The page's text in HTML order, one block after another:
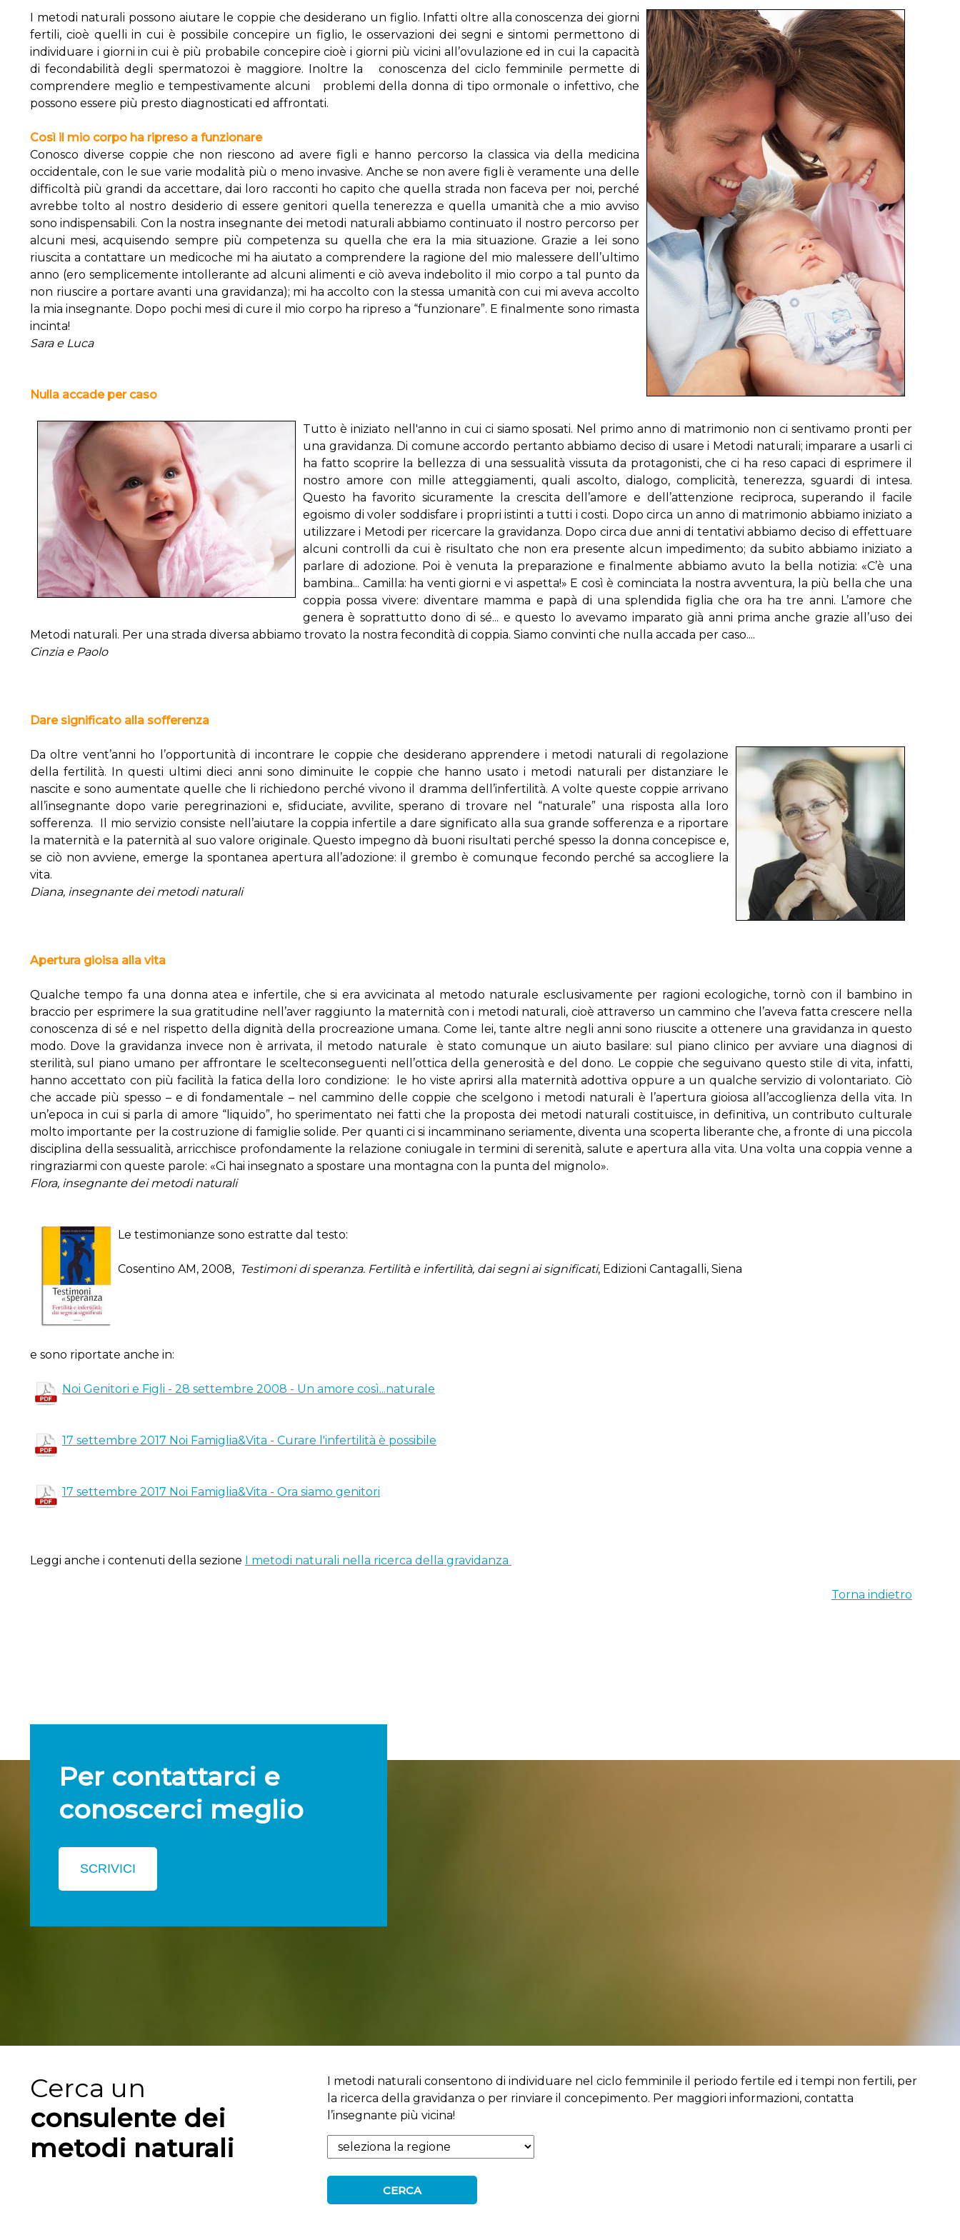
I metodi naturali possono aiutare le coppie che desiderano un figlio. Infatti oltre alla conoscenza dei giorni
fertili, cioè quelli in cui è possibile concepire un figlio, le osservazioni dei segni e sintomi permettono di
individuare i giorni in cui è più probabile concepire cioè i giorni più vicini all’ovulazione ed in cui la capacità
di fecondabilità degli spermatozoi è maggiore. Inoltre la conoscenza del ciclo femminile permette di
comprendere meglio e tempestivamente alcuni problemi della donna di tipo ormonale o infettivo, che
possono essere più presto diagnosticati ed affrontati.
Così il mio corpo ha ripreso a funzionare
Conosco diverse coppie che non riescono ad avere figli e hanno percorso la classica via della medicina
occidentale, con le sue varie modalità più o meno invasive. Anche se non avere figli è veramente una delle
difficoltà più grandi da accettare, dai loro racconti ho capito che quella strada non faceva per noi, perché
avrebbe tolto al nostro desiderio di essere genitori quella tenerezza e quella umanità che a mio avviso
sono indispensabili. Con la nostra insegnante dei metodi naturali abbiamo continuato il nostro percorso per
alcuni mesi, acquisendo sempre più competenza su quella che era la mia situazione. Grazie a lei sono
riuscita a contattare un medicoche mi ha aiutato a comprendere la ragione del mio malessere dell’ultimo
anno (ero semplicemente intollerante ad alcuni alimenti e ciò aveva indebolito il mio corpo a tal punto da
non riuscire a portare avanti una gravidanza); mi ha accolto con la stessa umanità con cui mi aveva accolto
la mia insegnante. Dopo pochi mesi di cure il mio corpo ha ripreso a “funzionare”. E finalmente sono rimasta
incinta!
Sara e Luca
Nulla accade per caso
Tutto è iniziato nell'anno in cui ci siamo sposati. Nel primo anno di matrimonio non ci sentivamo pronti per
una gravidanza. Di comune accordo pertanto abbiamo deciso di usare i Metodi naturali; imparare a usarli ci
ha fatto scoprire la bellezza di una sessualità vissuta da protagonisti, che ci ha reso capaci di esprimere il
nostro amore con mille atteggiamenti, quali ascolto, dialogo, complicità, tenerezza, sguardi di intesa.
Questo ha favorito sicuramente la crescita dell’amore e dell’attenzione reciproca, superando il facile
egoismo di voler soddisfare i propri istinti a tutti i costi. Dopo circa un anno di matrimonio abbiamo iniziato a
utilizzare i Metodi per ricercare la gravidanza. Dopo circa due anni di tentativi abbiamo deciso di effettuare
alcuni controlli da cui è risultato che non era presente alcun impedimento; da subito abbiamo iniziato a
parlare di adozione. Poi è venuta la preparazione e finalmente abbiamo avuto la bella notizia: «C’è una
bambina... Camilla: ha venti giorni e vi aspetta!» E così è cominciata la nostra avventura, la più bella che una
coppia possa vivere: diventare mamma e papà di una splendida figlia che ora ha tre anni. L’amore che
genera è soprattutto dono di sé... e questo lo avevamo imparato già anni prima anche grazie all’uso dei
Metodi naturali. Per una strada diversa abbiamo trovato la nostra fecondità di coppia. Siamo convinti che nulla accada per caso....
Cinzia e Paolo
Dare significato alla sofferenza
Da oltre vent’anni ho l’opportunità di incontrare le coppie che desiderano apprendere i metodi naturali di regolazione
della fertilità. In questi ultimi dieci anni sono diminuite le coppie che hanno usato i metodi naturali per distanziare le
nascite e sono aumentate quelle che li richiedono perché vivono il dramma dell’infertilità. A volte queste coppie arrivano
all’insegnante dopo varie peregrinazioni e, sfiduciate, avvilite, sperano di trovare nel “naturale” una risposta alla loro
sofferenza. Il mio servizio consiste nell’aiutare la coppia infertile a dare significato alla sua grande sofferenza e a riportare
la maternità e la paternità al suo valore originale. Questo impegno dà buoni risultati perché spesso la donna concepisce e,
se ciò non avviene, emerge la spontanea apertura all’adozione: il grembo è comunque fecondo perché sa accogliere la
vita.
Diana, insegnante dei metodi naturali
Apertura gioisa alla vita
Qualche tempo fa una donna atea e infertile, che si era avvicinata al metodo naturale esclusivamente per ragioni ecologiche, tornò con il bambino in
braccio per esprimere la sua gratitudine nell’aver raggiunto la maternità con i metodi naturali, cioè attraverso un cammino che l’aveva fatta crescere nella
conoscenza di sé e nel rispetto della dignità della procreazione umana. Come lei, tante altre negli anni sono riuscite a ottenere una gravidanza in questo
modo. Dove la gravidanza invece non è arrivata, il metodo naturale è stato comunque un aiuto basilare: sul piano clinico per avviare una diagnosi di
sterilità, sul piano umano per affrontare le scelteconseguenti nell’ottica della generosità e del dono. Le coppie che seguivano questo stile di vita, infatti,
hanno accettato con più facilità la fatica della loro condizione: le ho viste aprirsi alla maternità adottiva oppure a un qualche servizio di volontariato. Ciò
che accade più spesso – e di fondamentale – nel cammino delle coppie che scelgono i metodi naturali è l’apertura gioiosa all’accoglienza della vita. In
un’epoca in cui si parla di amore “liquido”, ho sperimentato nei fatti che la proposta dei metodi naturali costituisce, in definitiva, un contributo culturale
molto importante per la costruzione di famiglie solide. Per quanti ci si incamminano seriamente, diventa una scoperta liberante che, a fronte di una piccola
disciplina della sessualità, arricchisce profondamente la relazione coniugale in termini di serenità, salute e apertura alla vita. Una volta una coppia venne a
ringraziarmi con queste parole: «Ci hai insegnato a spostare una montagna con la punta del mignolo».
Flora, insegnante dei metodi naturali
Le testimonianze sono estratte dal testo:
Cosentino AM, 2008, Testimoni di speranza. Fertilità e infertilità, dai segni ai significati, Edizioni Cantagalli, Siena
e sono riportate anche in:
Noi Genitori e Figli - 28 settembre 2008 - Un amore così...naturale
17 settembre 2017 Noi Famiglia&Vita - Curare l'infertilità è possibile
17 settembre 2017 Noi Famiglia&Vita - Ora siamo genitori
Leggi anche i contenuti della sezione I metodi naturali nella ricerca della gravidanza
Torna indietro
Per contattarci e
conoscerci meglio
SCRIVICI
Cerca un
consulente dei
metodi naturali
I metodi naturali consentono di individuare nel ciclo femminile il periodo fertile ed i tempi non fertili, per
la ricerca della gravidanza o per rinviare il concepimento. Per maggiori informazioni, contatta
l’insegnante più vicina!